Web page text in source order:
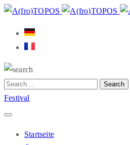
Festival
Startseite